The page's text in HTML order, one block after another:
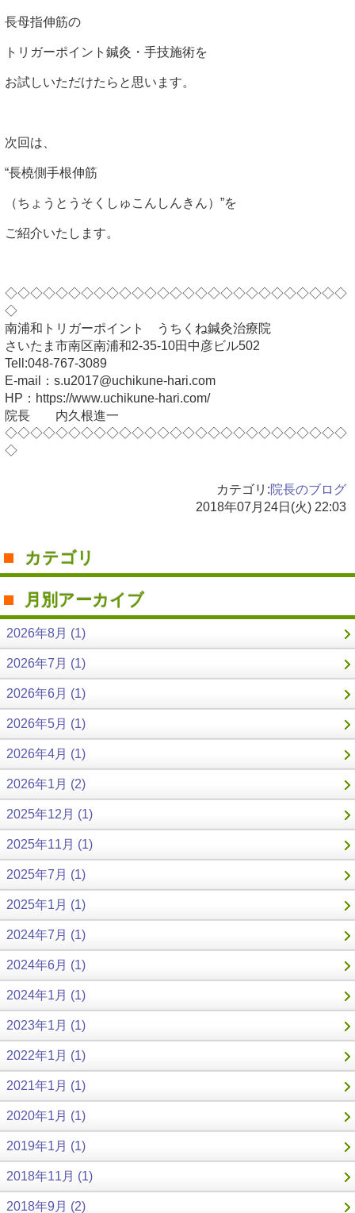
長母指伸筋の
トリガーポイント鍼灸・手技施術を
お試しいただけたらと思います。
次回は、
“長橈側手根伸筋
（ちょうとうそくしゅこんしんきん）”を
ご紹介いたします。
◇◇◇◇◇◇◇◇◇◇◇◇◇◇◇◇◇◇◇◇◇◇◇◇◇◇◇
◇
南浦和トリガーポイント うちくね鍼灸治療院
さいたま市南区南浦和2-35-10田中彦ビル502
Tell:048-767-3089
E-mail：s.u2017@uchikune-hari.com
HP：https://www.uchikune-hari.com/
院長 内久根進一
◇◇◇◇◇◇◇◇◇◇◇◇◇◇◇◇◇◇◇◇◇◇◇◇◇◇◇
◇
カテゴリ:院長のブログ
2018年07月24日(火) 22:03
カテゴリ
月別アーカイブ
2026年8月 (1)
2026年7月 (1)
2026年6月 (1)
2026年5月 (1)
2026年4月 (1)
2026年1月 (2)
2025年12月 (1)
2025年11月 (1)
2025年7月 (1)
2025年1月 (1)
2024年7月 (1)
2024年6月 (1)
2024年1月 (1)
2023年1月 (1)
2022年1月 (1)
2021年1月 (1)
2020年1月 (1)
2019年1月 (1)
2018年11月 (1)
2018年9月 (2)